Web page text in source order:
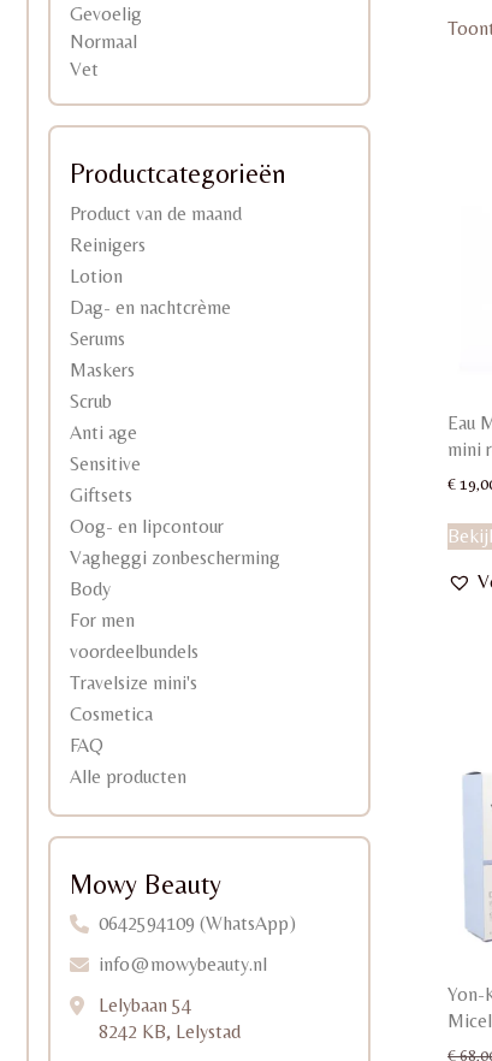
Eau
mini
€
Yon-
€
Gevoelig
Normaal
Vet
Productcategorieën
Product van de maand
Reinigers
Lotion
Dag- en nachtcrème
Serums
Maskers
Scrub
Anti age
Sensitive
Giftsets
Oog- en lipcontour
Vagheggi zonbescherming
Body
For men
voordeelbundels
Travelsize mini's
Cosmetica
FAQ
Alle producten
Mowy Beauty
0642594109 (WhatsApp)
info@mowybeauty.nl
Lelybaan 54
8242 KB, Lelystad